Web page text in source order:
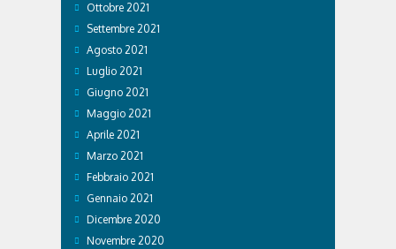
Ottobre 2021
Settembre 2021
Agosto 2021
Luglio 2021
Giugno 2021
Maggio 2021
Aprile 2021
Marzo 2021
Febbraio 2021
Gennaio 2021
Dicembre 2020
Novembre 2020